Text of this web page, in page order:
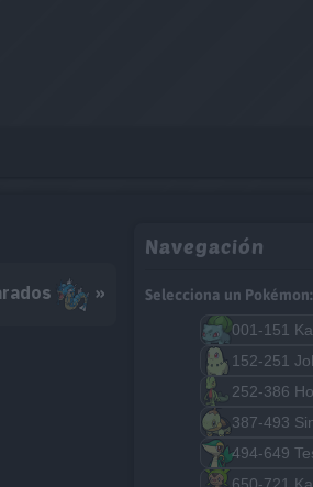
»
Navegación
Selecciona un Pokémon: